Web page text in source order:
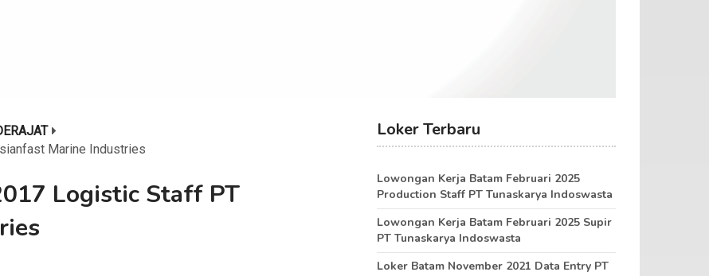
Marine Industries
Logistic Staff PT
Loker Terbaru
Lowongan Kerja Batam Februari 2025
Production Staff PT Tunaskarya Indoswasta
Lowongan Kerja Batam Februari 2025 Supir
PT Tunaskarya Indoswasta
Loker Batam November 2021 Data Entry PT